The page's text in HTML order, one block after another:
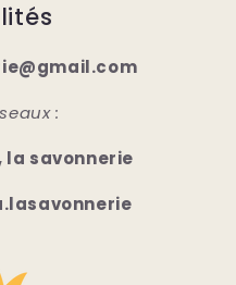
:
la savonnerie